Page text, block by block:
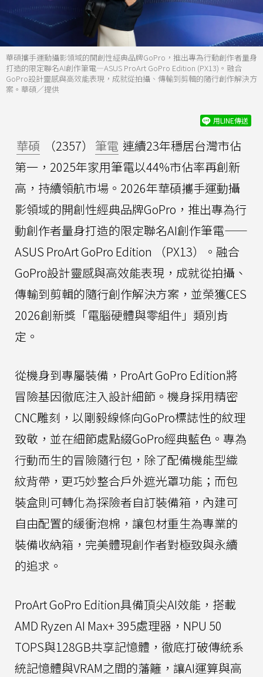
華碩攜手運動攝影領域的開創性經典品牌GoPro，推出專為行動創作者量身
打造的限定聯名AI創作筆電—ASUS ProArt GoPro Edition (PX13)。融合
GoPro設計靈感與高效能表現，成就從拍攝、傳輸到剪輯的隨行創作解決方
案。華碩／提供
用LINE傳送
華碩 （2357） 筆電 連續23年穩居台灣市佔
第一，2025年家用筆電以44%市佔率再創新
高，持續領航市場。2026年華碩攜手運動攝
影領域的開創性經典品牌GoPro，推出專為行
動創作者量身打造的限定聯名AI創作筆電——
ASUS ProArt GoPro Edition （PX13）。融合
GoPro設計靈感與高效能表現，成就從拍攝、
傳輸到剪輯的隨行創作解決方案，並榮獲CES
2026創新獎「電腦硬體與零組件」類別肯
定。
從機身到專屬裝備，ProArt GoPro Edition將
冒險基因徹底注入設計細節。機身採用精密
CNC雕刻，以剛毅線條向GoPro標誌性的紋理
致敬，並在細節處點綴GoPro經典藍色。專為
行動而生的冒險隨行包，除了配備機能型織
紋背帶，更巧妙整合戶外遮光罩功能；而包
裝盒則可轉化為探險者自訂裝備箱，內建可
自由配置的緩衝泡棉，讓包材重生為專業的
裝備收納箱，完美體現創作者對極致與永續
的追求。
ProArt GoPro Edition具備頂尖AI效能，搭載
AMD Ryzen AI Max+ 395處理器，NPU 50
TOPS與128GB共享記憶體，徹底打破傳統系
統記憶體與VRAM之間的藩籬，讓AI運算與高